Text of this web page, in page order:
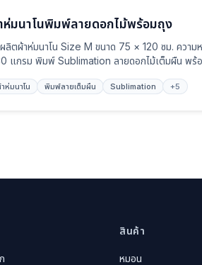
ห่ม
ห่มนาโนพิมพ์ลายดอกไม้พร้อมถุง
ลิตผ้าห่มนาโน Size M ขนาด 75 × 120 ซม. ความ
แกรม พิมพ์ Sublimation ลายดอกไม้เต็มผืน พร้
แจกงาน และของที่ระลึก
ห่มนาโน พิมพ์ลายเต็มผืน Sublimation +5
สินค้า
หมอน